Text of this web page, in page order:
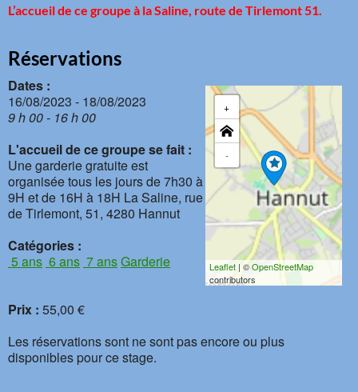
L’accueil de ce groupe à la Saline, route de Tirlemont 51.
Réservations
+
-
Leaflet| ©OpenStreetMap
contributors
Dates :
16/08/2023 - 18/08/2023
9 h 00 - 16 h 00
L'accueil de ce groupe se fait :
Une garderie gratuite est
organisée tous les jours de 7h30 à
9H et de 16H à 18H La Saline, rue
de Tirlemont, 51, 4280 Hannut
Catégories :
5 ans 6 ans 7 ansGarderie
Prix : 55,00 €
Les réservations sont ne sont pas encore ou plus
disponibles pour ce stage.